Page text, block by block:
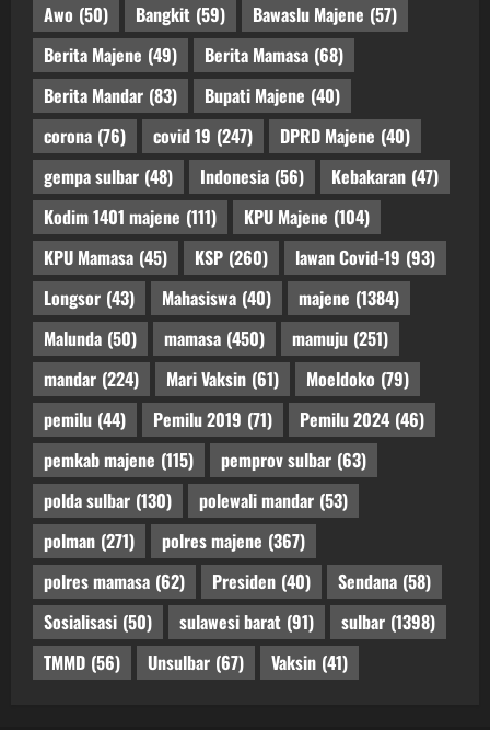
Awo (50) Bangkit (59) Bawaslu Majene (57)
Berita Majene (49) Berita Mamasa (68)
Berita Mandar (83) Bupati Majene (40)
corona (76) covid 19 (247) DPRD Majene (40)
gempa sulbar (48) Indonesia (56) Kebakaran (47)
Kodim 1401 majene (111) KPU Majene (104)
KPU Mamasa (45) KSP (260) lawan Covid-19 (93)
Longsor (43) Mahasiswa (40) majene (1384)
Malunda (50) mamasa (450) mamuju (251)
mandar (224) Mari Vaksin (61) Moeldoko (79)
pemilu (44) Pemilu 2019 (71) Pemilu 2024 (46)
pemkab majene (115) pemprov sulbar (63)
polda sulbar (130) polewali mandar (53)
polman (271) polres majene (367)
polres mamasa (62) Presiden (40) Sendana (58)
Sosialisasi (50) sulawesi barat (91) sulbar (1398)
TMMD (56) Unsulbar (67) Vaksin (41)